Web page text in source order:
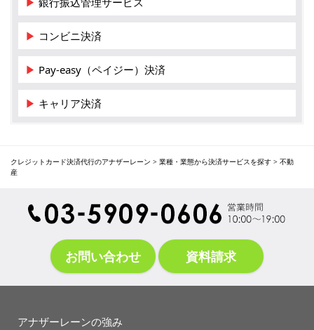
▶ コンビニ決済
▶ Pay-easy（ペイジー）決済
▶ キャリア決済
クレジットカード決済代行のアナザーレーン > 業種・業態から決済サービスを探す > 不動
産
お問い合わせ 資料請求
アナザーレーンの強み